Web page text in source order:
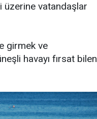
üzerine vatandaşlar
girmek ve
havayı fırsat bilen